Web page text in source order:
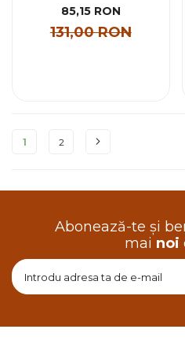
85,15 RON
131,00 RON
1 2
Abonează-te și
mai noi
sa